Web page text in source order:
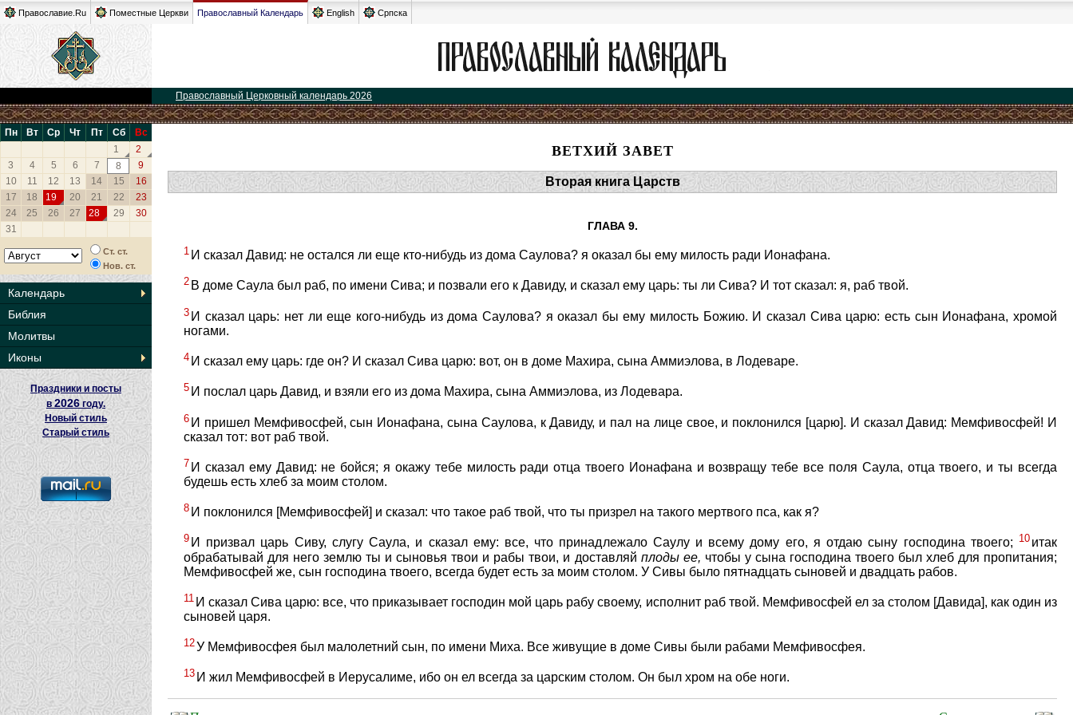
Православие.Ru Поместные Церкви Православный Календарь English Српска
Православный Церковный календарь 2026
Пн Вт Ср Чт Пт Сб
Вс
1
2
3
4 5 6 7 8
9
10
11 12 13 14 15
16
17
18 19 20 21 22
23
24
25 26 27 28 29
30
31
Ст. ст.
Нов. ст.
Календарь
Библия
Молитвы
Иконы
Праздники и посты
в2026 году.
Новый стиль
Старый стиль
ВЕТХИЙ ЗАВЕТ
Вторая книга Царств
ГЛАВА 9.
1 И сказал Давид: не остался ли еще кто-нибудь из дома Саулова? я оказал бы ему милость ради Ионафана.
2 В доме Саула был раб, по имени Сива; и позвали его к Давиду, и сказал ему царь: ты ли Сива? И тот сказал: я, раб твой.
3 И сказал царь: нет ли еще кого-нибудь из дома Саулова? я оказал бы ему милость Божию. И сказал Сива царю: есть сын Ионафана, хромой
ногами.
4 И сказал ему царь: где он? И сказал Сива царю: вот, он в доме Махира, сына Аммиэлова, в Лодеваре.
5 И послал царь Давид, и взяли его из дома Махира, сына Аммиэлова, из Лодевара.
6 И пришел Мемфивосфей, сын Ионафана, сына Саулова, к Давиду, и пал на лице свое, и поклонился [царю]. И сказал Давид: Мемфивосфей! И
сказал тот: вот раб твой.
7 И сказал ему Давид: не бойся; я окажу тебе милость ради отца твоего Ионафана и возвращу тебе все поля Саула, отца твоего, и ты всегда
будешь есть хлеб за моим столом.
8 И поклонился [Мемфивосфей] и сказал: что такое раб твой, что ты призрел на такого мертвого пса, как я?
9 И призвал царь Сиву, слугу Саула, и сказал ему: все, что принадлежало Саулу и всему дому его, я отдаю сыну господина твоего; 10 итак
обрабатывай для него землю ты и сыновья твои и рабы твои, и доставляй плоды ее, чтобы у сына господина твоего был хлеб для пропитания;
Мемфивосфей же, сын господина твоего, всегда будет есть за моим столом. У Сивы было пятнадцать сыновей и двадцать рабов.
11 И сказал Сива царю: все, что приказывает господин мой царь рабу своему, исполнит раб твой. Мемфивосфей ел за столом [Давида], как один из
сыновей царя.
12У Мемфивосфея был малолетний сын, по имени Миха. Все живущие в доме Сивы были рабами Мемфивосфея.
13 И жил Мемфивосфей в Иерусалиме, ибо он ел всегда за царским столом. Он был хром на обе ноги.